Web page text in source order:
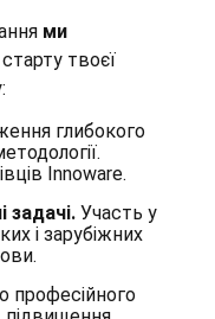
ми
твоєї
глибокого
Innoware.
задачі. Участь у
і зарубіжних
професійного